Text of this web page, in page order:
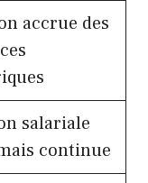
accrue des
salariale
continue